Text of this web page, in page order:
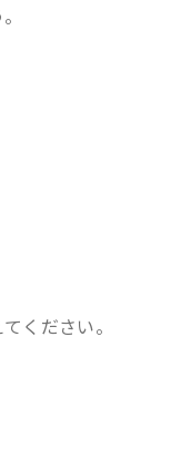
ください。